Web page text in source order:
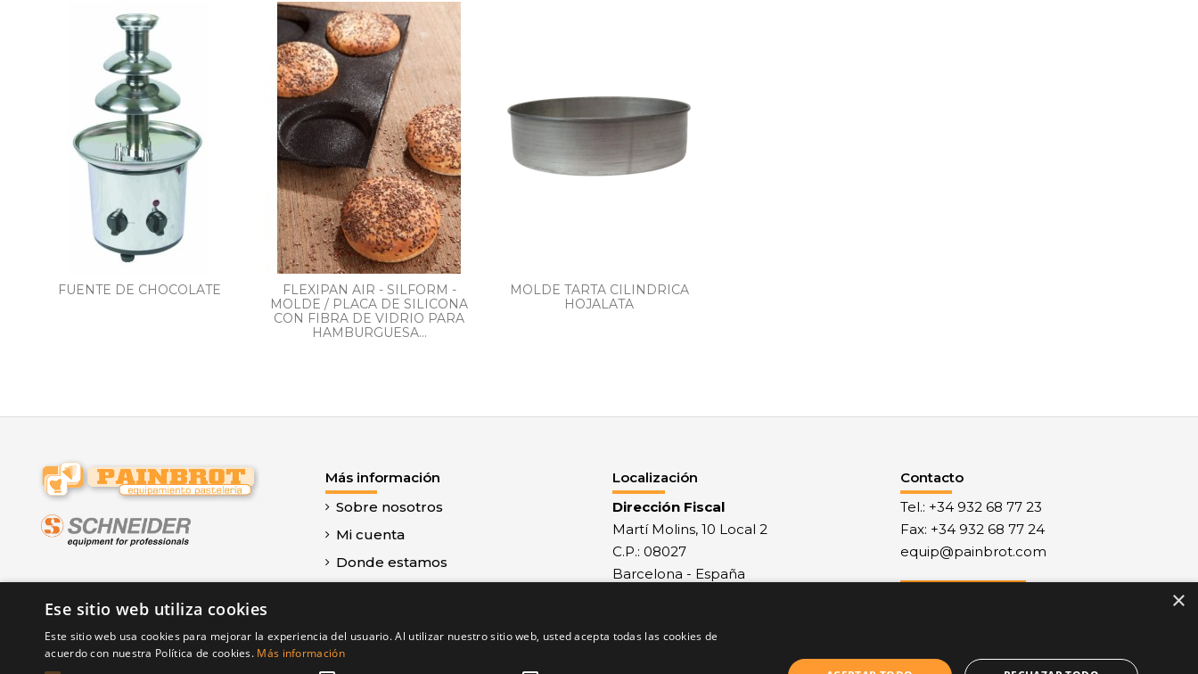
FUENTE DE CHOCOLATE
FLEXIPAN AIR - SILFORM -
MOLDE / PLACA DE SILICONA
CON FIBRA DE VIDRIO PARA
HAMBURGUESA...
MOLDE TARTA CILINDRICA
HOJALATA
Más información
Sobre nosotros
Mi cuenta
Donde estamos
Términos y condiciones
Localización
Dirección Fiscal
Martí Molins, 10 Local 2
C.P.: 08027
Barcelona - España
Monlau, 29 - C.P.: 08027
Contacto
Tel.: +34 932 68 77 23
Fax: +34 932 68 77 24
equip@painbrot.com
×
Ese sitio web utiliza cookies
Este sitio web usa cookies para mejorar la experiencia del usuario. Al utilizar nuestro sitio web, usted acepta todas las cookies de
acuerdo con nuestra Política de cookies. Más información